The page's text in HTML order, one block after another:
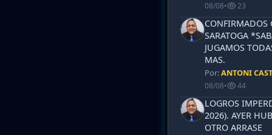
08/08• 23
CONFIRMADOS
SARATOGA
JUGAMOS
MAS.
Por:ANTONI
08/08• 44
LOGROS
2026). AYER
OTRO ARRASE